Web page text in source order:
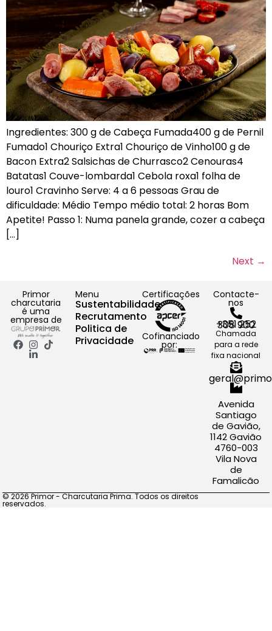
Ingredientes: 300 g de Cabeça Fumada400 g de Pernil
Fumado1 Chouriço Extra1 Chouriço de Vinho100 g de
Bacon Extra2 Salsichas de Churrasco2 Cenouras4
Batatas1 Couve-lombarda1 Cebola roxa1 folha de
louro1 Cravinho Serve: 4 a 6 pessoas Grau de
dificuldade: Médio Tempo médio total: 2 horas Bom
Apetite! Passo 1: Numa panela grande, cozer a cabeça
[…]
Next →
Primor
charcutaria
é uma
empresa de
Menu
Sustentabilidade
Recrutamento
Politica de
Privacidade
Certificações
Cofinanciado
por:
Contacte-
nos
+351 252 308 900
Chamada
para a rede
fixa nacional
Avenida
Santiago
de Gavião,
1142 Gavião
4760-003
Vila Nova
de
Famalicão
© 2026 Primor - Charcutaria Prima. Todos os direitos
reservados.